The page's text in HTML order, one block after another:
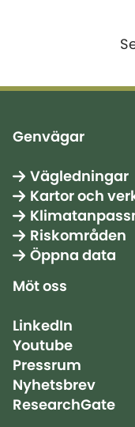
Genvägar
Vägledningar
Kartor och
Riskområden
Öppna data
Möt oss
LinkedIn
Youtube
Pressrum
Nyhetsbrev
ResearchGate